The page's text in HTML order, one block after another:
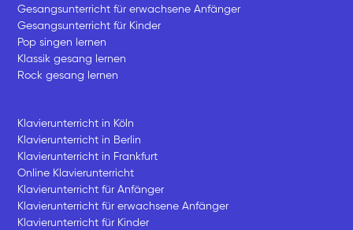
Gesangsunterricht für erwachsene Anfänger
Gesangsunterricht für Kinder
Pop singen lernen
Klassik gesang lernen
Rock gesang lernen
Klavierunterricht in Köln
Klavierunterricht in Berlin
Klavierunterricht in Frankfurt
Online Klavierunterricht
Klavierunterricht für Anfänger
Klavierunterricht für erwachsene Anfänger
Klavierunterricht für Kinder